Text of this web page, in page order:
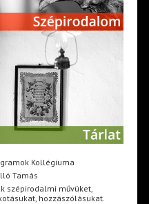
Kollégiuma
Tamás
szépirodalmi művüket,
hozzászólásukat.